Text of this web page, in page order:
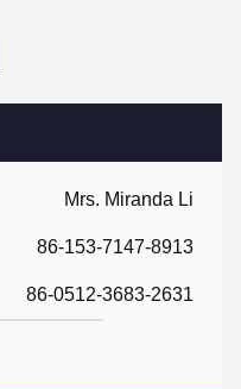
Mrs. Miranda Li
86-153-7147-8913
86-0512-3683-2631